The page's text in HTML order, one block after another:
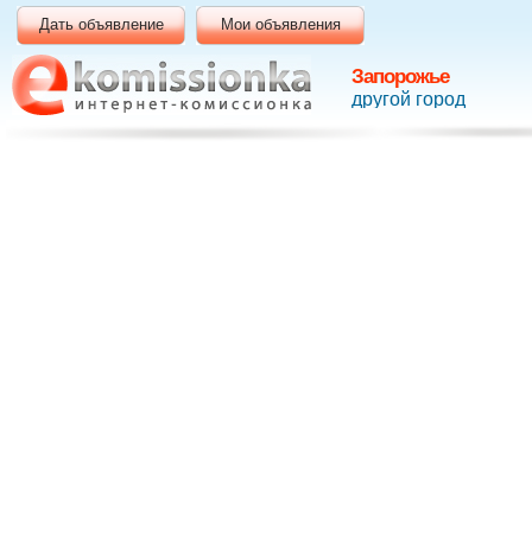
Запорожье
другой город
Дать объявление Мои объявления